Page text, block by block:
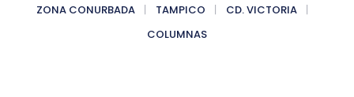
ZONA CONURBADA
TAMPICO
CD. VICTORIA
COLUMNAS